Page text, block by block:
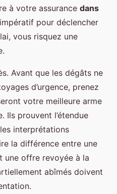
à votre assurance dans
pour déclencher
vous risquez une
Avant que les dégâts ne
d’urgence, prenez
votre meilleure arme
Ils prouvent l’étendue
interprétations
la différence entre une
une offre revoyée à la
abîmés doivent